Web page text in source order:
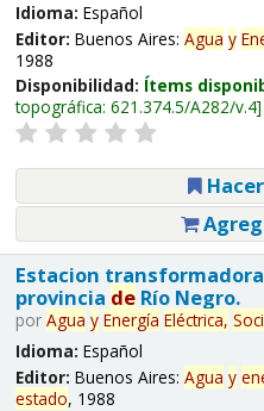
Idioma: Español
Editor: Buenos Aires: Agua y
1988
Disponibilidad: Ítems
topográfica: 621.374.5/A282/v.4
Estacion
provincia deRío Negro.
por Agua y Energía Eléctrica,
Idioma: Español
Editor: Buenos Aires: Agua y
estado, 1988